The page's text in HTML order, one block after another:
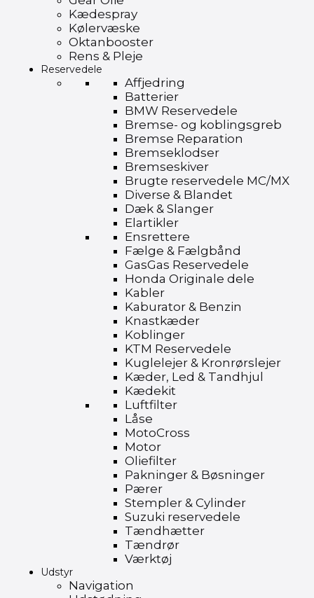
Kædespray
Kølervæske
Oktanbooster
Rens & Pleje
Reservedele
Affjedring
Batterier
BMW Reservedele
Bremse- og koblingsgreb
Bremse Reparation
Bremseklodser
Bremseskiver
Brugte reservedele MC/MX
Diverse & Blandet
Dæk & Slanger
Elartikler
Ensrettere
Fælge & Fælgbånd
GasGas Reservedele
Honda Originale dele
Kabler
Kaburator & Benzin
Knastkæder
Koblinger
KTM Reservedele
Kuglelejer & Kronrørslejer
Kæder, Led & Tandhjul
Kædekit
Luftfilter
Låse
MotoCross
Motor
Oliefilter
Pakninger & Bøsninger
Pærer
Stempler & Cylinder
Suzuki reservedele
Tændhætter
Tændrør
Værktøj
Udstyr
Navigation